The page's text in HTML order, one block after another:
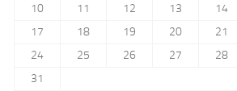
10
11 12 13 14
17
18 19 20 21
24
25 26 27 28
31